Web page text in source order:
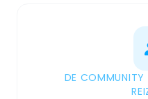
DE COMMUNITY